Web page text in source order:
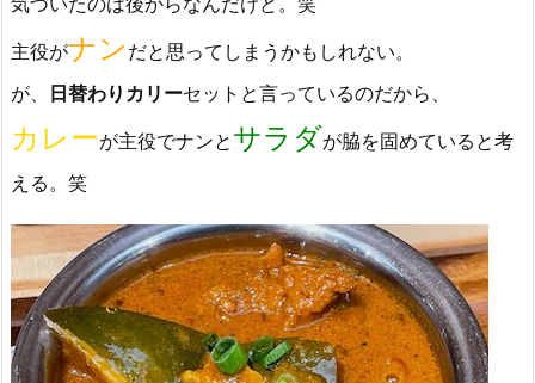
主役がナン だと思ってしまうかもしれない。
が、 日替わりカリーセットと言っているのだから、
カレーが主役でナンと サラダが脇を固めていると考
える。笑